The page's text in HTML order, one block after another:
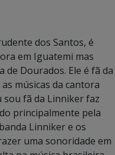
dos Santos, é
em Iguatemi mas
de Dourados. Ele é fã da
músicas da cantora
sou fã da Linniker faz
principalmente pela
Linniker e os
uma sonoridade em